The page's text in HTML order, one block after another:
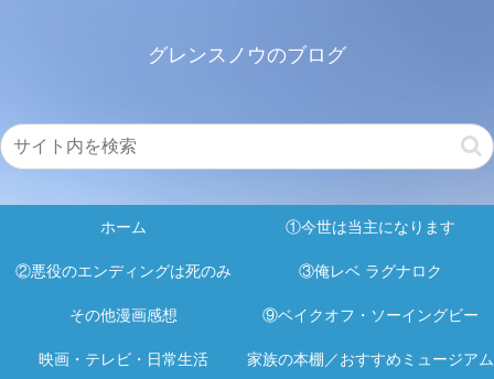
グレンスノウのブログ
ホーム ①今世は当主になります
②悪役のエンディングは死のみ ③俺レベ ラグナロク
その他漫画感想 ⑨ベイクオフ・ソーイングビー
映画・テレビ・日常生活 家族の本棚／おすすめミュージアム